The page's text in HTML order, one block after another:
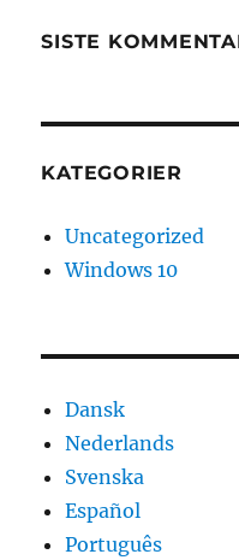
SISTE
KATEGORIER
Uncategorized
Windows 10
Dansk
Nederlands
Svenska
Español
Português